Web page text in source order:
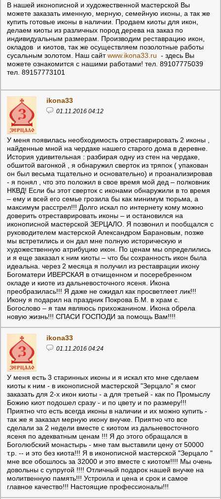
В нашей иконописной и художественной мастерской Вы
можете заказать именную, мерную, семейную иконы, а так же
купить готовые иконы в наличии. Продаем киоты для икон,
делаем киоты из различных пород дерева на заказ по
индивидуальным размерам. Производим реставрацию икон,
окладов и киотов, так же осуществляем позолотные работы
сусальным золотом. Наш сайтwww.ikona33.ru - здесь Вы
можете ознакомится с нашими работами! тел. 89107775039
тел. 89157773101
ikona33
01.11.2016 04:12
У меня появилась необходимость отреставрировать 2 иконы ,
найденные мной на чердаке нашего старого дома в деревне.
История удивительная : разбирая одну из стен на чердаке,
обшитой вагонкой , я обнаружил сверток из тряпок ( упакован
он был весьма тщательно и основательно) и проанализировав
- я понял , что это положил в свое время мой дед – полковник
НКВД! Если бы этот сверток с иконами обнаружили в то время
– ему и всей его семье грозила бы как минимум тюрьма, а
максимум расстрел!!! Долго искал по интернету кому можно
доверить отреставрировать иконы – и остановился на
иконописной мастерской ЗЕРЦАЛО. Я позвонил и пообщался с
руководителем мастерской Александром Барановым, позже
мы встретились и он дал мне полную историческую и
художественную атрибуцию икон. По ценам мы определились
и я еще заказал к ним киоты – что бы сохранность икон была
идеальна. через 2 месяца я получил из реставрации икону
Богоматери ИВЕРСКАЯ в отчищенном и посеребренном
окладе и киоте из дальневосточного ясеня. Икона
преобразилась!!! Я даже не ожидал как просветлеет лик!!!
Икону я подарил на праздник Покрова Б.М. в храм с.
Богослово – я там являюсь прихожанином. Икона обрела
новую жизнь!!! СПАСИ ГОСПОДИ за помощь Вам!!!!
ikona33
01.11.2016 04:24
У меня есть 3 старинных иконы и я искал кто мне сделаем
киоты к ним - в иконописной мастерской "Зерцало" я смог
заказать для 2-х икон киоты - а для третьей - как по Промыслу
Божию киот подошел сразу - и по цвету и по размеру!!!
Приятно что есть всегда иконы в наличии и их можно купить -
так же я заказал мерную икону внучке. Приятно что все
сделали за 2 недели вместе с киотом из дальневосточного
ясеня по адекватным ценам !!! Я до этого обращался в
Боголюбский монастырь - мне там выставили цену от 50000
т.р. -- и это без киота!!! Я в иконописной мастерской "Зерцало "
мне все обошлось за 32000 и это вместе с киотом!!!! Мы очень
довольны с супругой !!!! Отличный подарок нашей внучке на
молитвенную память!!! Устроила и цена и срок и самое
главное качество!!! Настоящие профессионалы!!!